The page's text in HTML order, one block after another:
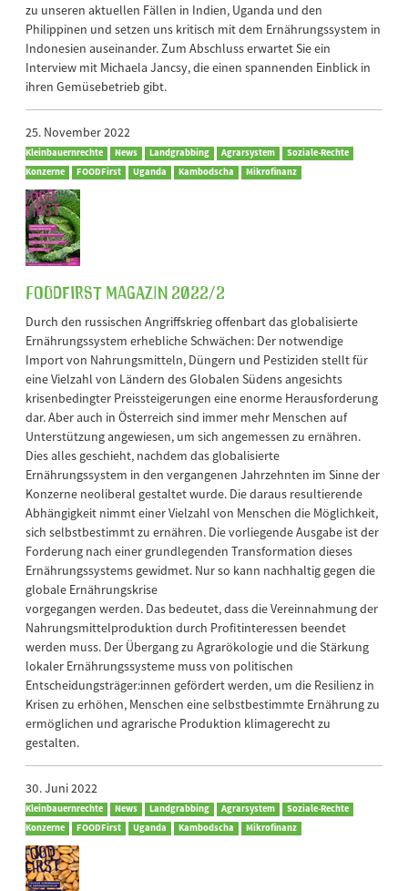
zu unseren aktuellen Fällen in Indien, Uganda und den
Philippinen und setzen uns kritisch mit dem Ernährungssystem in
Indonesien auseinander. Zum Abschluss erwartet Sie ein
Interview mit Michaela Jancsy, die einen spannenden Einblick in
ihren Gemüsebetrieb gibt.
25. November 2022
Kleinbauernrechte News Landgrabbing Agrarsystem
Soziale-Rechte
Konzerne
FOODFirst Uganda Kambodscha Mikrofinanz
FOODFirst Magazin 2022/2
Durch den russischen Angriffskrieg offenbart das globalisierte
Ernährungssystem erhebliche Schwächen: Der notwendige
Import von Nahrungsmitteln, Düngern und Pestiziden stellt für
eine Vielzahl von Ländern des Globalen Südens angesichts
krisenbedingter Preissteigerungen eine enorme Herausforderung
dar. Aber auch in Österreich sind immer mehr Menschen auf
Unterstützung angewiesen, um sich angemessen zu ernähren.
Dies alles geschieht, nachdem das globalisierte
Ernährungssystem in den vergangenen Jahrzehnten im Sinne der
Konzerne neoliberal gestaltet wurde. Die daraus resultierende
Abhängigkeit nimmt einer Vielzahl von Menschen die Möglichkeit,
sich selbstbestimmt zu ernähren. Die vorliegende Ausgabe ist der
Forderung nach einer grundlegenden Transformation dieses
Ernährungssystems gewidmet. Nur so kann nachhaltig gegen die
globale Ernährungskrise
vorgegangen werden. Das bedeutet, dass die Vereinnahmung der
Nahrungsmittelproduktion durch Profitinteressen beendet
werden muss. Der Übergang zu Agrarökologie und die Stärkung
lokaler Ernährungssysteme muss von politischen
Entscheidungsträger:innen gefördert werden, um die Resilienz in
Krisen zu erhöhen, Menschen eine selbstbestimmte Ernährung zu
ermöglichen und agrarische Produktion klimagerecht zu
gestalten.
30. Juni 2022
Kleinbauernrechte News Landgrabbing Agrarsystem
Soziale-Rechte
Konzerne
FOODFirst Uganda Kambodscha Mikrofinanz